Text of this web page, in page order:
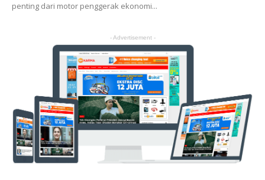
penting dari motor penggerak ekonomi...
- Advertisement -